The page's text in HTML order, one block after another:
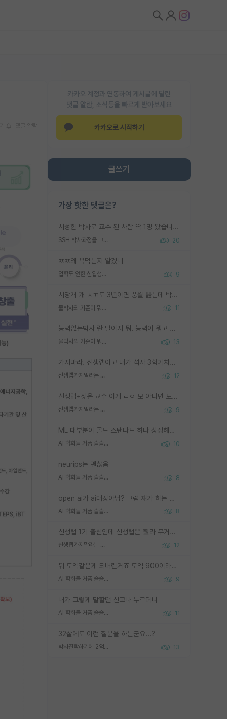
카카오 계정과 연동하여 게시글에 달린
댓글 알람, 소식등을 빠르게 받아보세요
카카오로 시작하기
글쓰기
가장 핫한 댓글은?
서성한 박사로 교수 된 사람 딱 1명 봤습니다. 근데 지방대 박사로 교수된 거는 기적이 일어나야되요. 서성한 학부부터여도 빡센게 교수임용일텐데 지방대박사로 무슨 교수가 되나요...... 중소기업/중견기업 팀장급/연구소장급이나 될거 같네요.
SSH 박사과정을 그만두고 지방대 박사로 옮기면 교수의 꿈은 끝일까요? 20
ㅉㅉ왜 욕먹는지 알겠네
입학도 안한 신입생이 원래 관심을 받나요 9
서당개 개 ㅅㄲ도 3년이면 풍월 읊는데 박사 5년 이상 대리고 있으면서 물된건 교수 탓 맞는ㄱ게 거기가 서당이 아니란 소리임
물박사의 기준이 뭐임? 11
능력없는박사 란 말이지 뭐. 능력이 뭐고 능력이 있다는게 뭔지는 사람마다 기준이 다르니까 얘기해봐야 서로 자기 기준만 얘기해서 논쟁이 끝이 안나고. 주위에서 능력있고 야심있는 신입생이 교수가 유의미한 피드백을 아예 안주면서 제대로된 과제에 참여해볼 기회도 제공하지 않고 잡일 뺑뺑이만 돌려서 맨날 단순작업만 하면서 밤새다가 눈빛이 점점 죽어가는걸 본 사람은 물박사는 교수탓이라고 하고, 교수는 이것저것 알려도 주고 기회도 주고 사수 동기 붙여주면서 어떻게든 끌고가려고 하는데 본인이 매일 뺀질거리면서 출근 하는둥마는둥 하다가 기껏 와서도 폰이나 쳐다보다가 실험 망치고 저녁약속있어서 먼저 가볼게요~ 하는걸 본 사람은 물박사는 본인탓이라고 함.
물박사의 기준이 뭐임? 13
가지마라. 신생랩이고 내가 석사 3학기차인데 최고참인데 나도 아무것도 모르는데 교수가 후배들 왜 논문 교육 안시키냐. 논문 왜 안 써오냐 닦달한다
신생랩가지말라는 이유가 있었구나 12
신생랩+젊은 교수 이게 ㄹㅇ 모 아니면 도인듯.
신생랩가지말라는 이유가 있었구나 9
ML 대부분이 골드 스탠다드 하나 상정해놓고 (벤치마크 데이터셋이 여러 개면 여러 개 상정) 그거 얼마나 잘 맞추나 싸움임 가끔 번뜩이는 설계 철학을 보여주는 논문들도 있지만 대부분 그거 성적 얼마나 더 올리느라에 혈안이 되어 있는 측면이 잇음
AI 학회들 거품 슬슬 지적이 나오네요 10
neurips는 괜찮음
AI 학회들 거품 슬슬 지적이 나오네요 8
open ai가 ai대장아님? 그럼 쟤가 하는 말이 다 맞겠네
AI 학회들 거품 슬슬 지적이 나오네요 8
신생랩 1기 출신인데 신생랩은 줠라 무거운 바벨 같은거임. 들면 대박인데 못들면 깔려 죽음. 아무도 알려주지 않는 환경에서 자생해야하지만, 일단 살아남았다면 그 어떤 사람보다 악착같고 생존력 높은 사람으로 거듭날 수 있음
신생랩가지말라는 이유가 있었구나 12
뭐 토익같은게 되버린거죠 토익 900이라고 영어잘하는건 아닙니다만 잘하는사람은 다 900을 넘는 그런
AI 학회들 거품 슬슬 지적이 나오네요 9
내가 그렇게 말할땐 신고나 누르더니
AI 학회들 거품 슬슬 지적이 나오네요 11
32살에도 이런 질문을 하는군요...?
박사진학하기에 2억은 괜찮은 (?) 정도의 경제력인가요 13